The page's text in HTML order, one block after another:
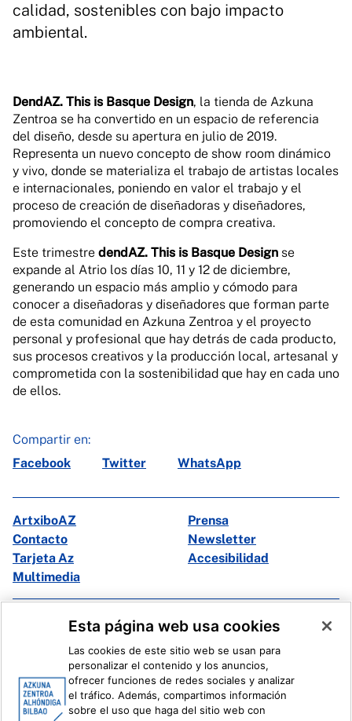
calidad, sostenibles con bajo impacto
ambiental.
DendAZ. This is Basque Design, la tienda de Azkuna
Zentroa se ha convertido en un espacio de referencia
del diseño, desde su apertura en julio de 2019.
Representa un nuevo concepto de show room dinámico
y vivo, donde se materializa el trabajo de artistas locales
e internacionales, poniendo en valor el trabajo y el
proceso de creación de diseñadoras y diseñadores,
promoviendo el concepto de compra creativa.
Este trimestre dendAZ. This is Basque Design se
expande al Atrio los días 10, 11 y 12 de diciembre,
generando un espacio más amplio y cómodo para
conocer a diseñadoras y diseñadores que forman parte
de esta comunidad en Azkuna Zentroa y el proyecto
personal y profesional que hay detrás de cada producto,
sus procesos creativos y la producción local, artesanal y
comprometida con la sostenibilidad que hay en cada uno
de ellos.
Compartir en:
Facebook
Twitter WhatsApp
ArtxiboAZ
Prensa
Contacto
Newsletter
Tarjeta Az
Accesibilidad
Multimedia
Facebook
X
Ivoox
Información legal Sistema Interno de Información
Esta página web usa cookies
Las cookies de este sitio web se usan para
personalizar el contenido y los anuncios,
ofrecer funciones de redes sociales y analizar
el tráfico. Además, compartimos información
sobre el uso que haga del sitio web con